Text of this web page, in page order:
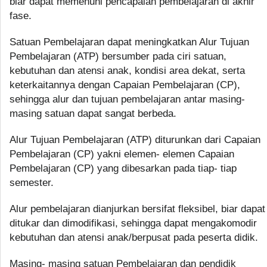
fase.
Satuan Pembelajaran dapat meningkatkan Alur Tujuan
Pembelajaran (ATP) bersumber pada ciri satuan,
kebutuhan dan atensi anak, kondisi area dekat, serta
keterkaitannya dengan Capaian Pembelajaran (CP),
sehingga alur dan tujuan pembelajaran antar masing-
masing satuan dapat sangat berbeda.
Alur Tujuan Pembelajaran (ATP) diturunkan dari Capaian
Pembelajaran (CP) yakni elemen- elemen Capaian
Pembelajaran (CP) yang dibesarkan pada tiap- tiap
semester.
Alur pembelajaran dianjurkan bersifat fleksibel, biar dapat
ditukar dan dimodifikasi, sehingga dapat mengakomodir
kebutuhan dan atensi anak/berpusat pada peserta didik.
Masing- masing satuan Pembelajaran dan pendidik